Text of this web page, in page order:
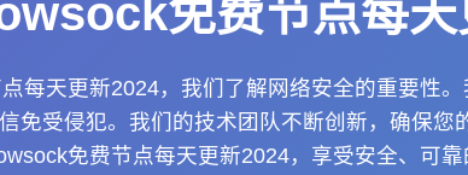
免费节点每天
每天更新2024，我们了解网络安全的重要性
免受侵犯。我们的技术团队不断创新，确保您
免费节点每天更新2024，享受安全、可靠